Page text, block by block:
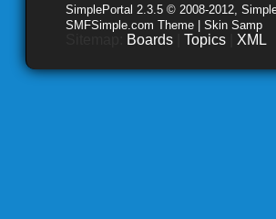
SimplePortal 2.3.5 © 2008-2012,
SMFSimple.com Theme | Skin Samp
Boards Topics XML